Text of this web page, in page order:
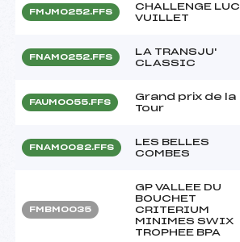
FMJM0252.FFS
CHALLENGE LUC
VUILLET
FNAM0252.FFS
LA TRANSJU'
CLASSIC
FAUM0055.FFS
Grand prix de la
Tour
FNAM0082.FFS
LES BELLES
COMBES
FMBM0035
GP VALLEE DU
BOUCHET
CRITERIUM
MINIMES SWIX
TROPHEE BPA